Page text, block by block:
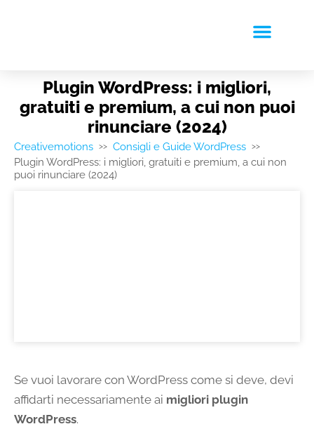
Plugin WordPress: i migliori,
gratuiti e premium, a cui non puoi
rinunciare (2024)
Creativemotions >> Consigli e Guide WordPress >>
Plugin WordPress: i migliori, gratuiti e premium, a cui non
puoi rinunciare (2024)
Se vuoi lavorare con WordPress come si deve, devi
affidarti necessariamente ai migliori plugin
WordPress.